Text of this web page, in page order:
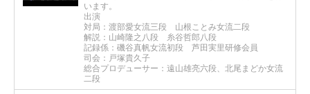
います。
出演
対局：渡部愛女流三段 山根ことみ女流二段
解説：山崎隆之八段 糸谷哲郎八段
記録係：磯谷真帆女流初段 芦田実里研修会員
司会：戸塚貴久子
総合プロデューサー：遠山雄亮六段、北尾まどか女流
二段